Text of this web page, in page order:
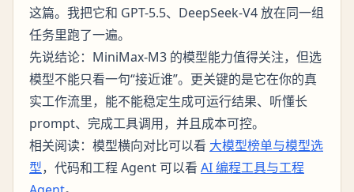
这篇。我把它和 GPT-5.5、DeepSeek-V4 放在同一组
任务里跑了一遍。
先说结论：MiniMax-M3 的模型能力值得关注，但选
模型不能只看一句“接近谁”。更关键的是它在你的真
实工作流里，能不能稳定生成可运行结果、听懂长
prompt、完成工具调用，并且成本可控。
相关阅读：模型横向对比可以看 大模型榜单与模型选
型，代码和工程 Agent 可以看 AI 编程工具与工程